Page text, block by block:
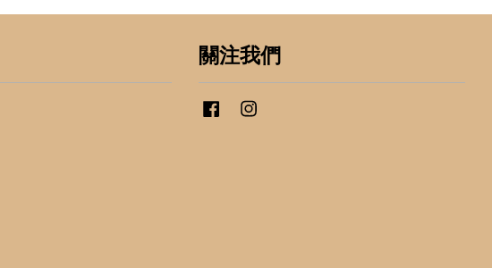
關注我們
Facebook